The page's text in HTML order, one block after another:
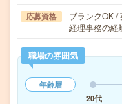
応募資格
ブランクOK /
経理事務の経
職場の雰囲気
年齢層
20代